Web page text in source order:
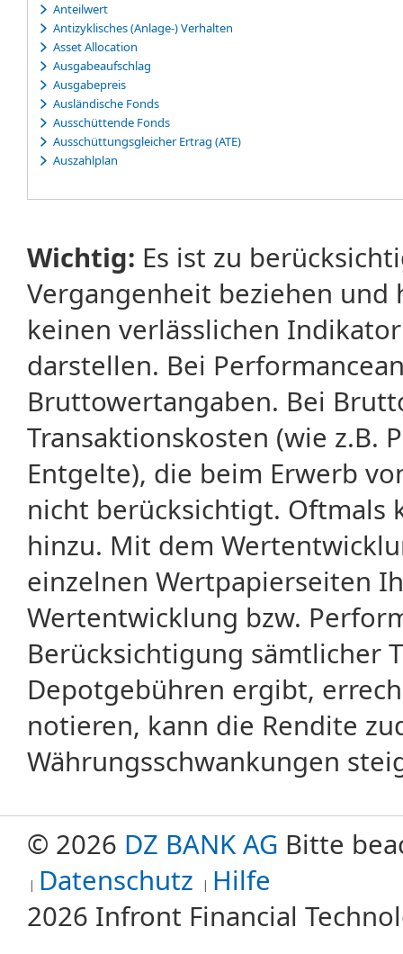
Anteilwert
Antizyklisches (Anlage-) Verhalten
Asset Allocation
Ausgabeaufschlag
Ausgabepreis
Ausländische Fonds
Ausschüttende Fonds
Ausschüttungsgleicher Ertrag (ATE)
Auszahlplan
Wichtig: Es ist zu
Vergangenheit beziehen
keinen verlässlichen
darstellen. Bei
Bruttowertangaben. Bei
Transaktionskosten (wie z.B.
Entgelte), die beim Erwerb
nicht berücksichtigt. Oftmals
hinzu. Mit dem
einzelnen Wertpapierseiten
Wertentwicklung bzw.
Berücksichtigung sämtlicher
Depotgebühren ergibt,
notieren, kann die Rendite
Währungsschwankungen
© 2026 DZ BANK AG Bitte
Datenschutz Hilfe
2026 Infront Financial